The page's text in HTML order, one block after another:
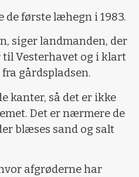
de første læhegn i 1983.
siger landmanden, der
Vesterhavet og i klart
gårdspladsen.
kanter, så det er ikke
Det er nærmere de
blæses sand og salt
afgrøderne har